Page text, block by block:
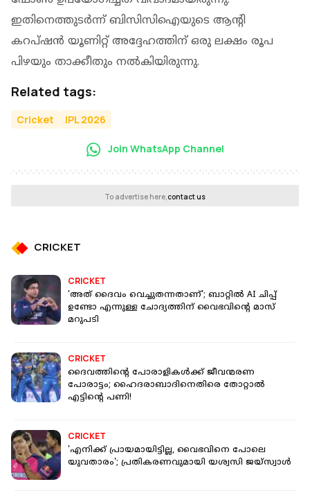
ഇതിനെത്തുടര്‍ന്ന് ബിസിസിഐയുടെ ആന്റി
കറപ്ഷന്‍ യൂണിറ്റ് അദ്ദേഹത്തിന് ഒരു ലക്ഷം രൂപ
പിഴയും താക്കീതും നല്‍കിയിരുന്നു.
Related tags:
Cricket IPL 2026
Join WhatsApp Channel
To advertise here,contact us
CRICKET
CRICKET
'അത് ദൈവം വെച്ചുതന്നതാണ്'; ബാറ്റില്‍ AI ചിപ്പ്
ഉണ്ടോ എന്നുള്ള ചോദ്യത്തിന് വൈഭവിന്റെ മാസ്
മറുപടി
CRICKET
ദൈവത്തിന്റെ പോരാളികൾക്ക് ജീവന്മരണ
പോരാട്ടം; ഹൈദരാബാദിനെതിരെ തോറ്റാൽ
എട്ടിന്റെ പണി!
CRICKET
'എനിക്ക് പ്രായമായിട്ടില്ല, വൈഭവിനെ പോലെ
യുവതാരം'; പ്രതികരണവുമായി യശ്വസി ജയ്‌സ്വാൾ